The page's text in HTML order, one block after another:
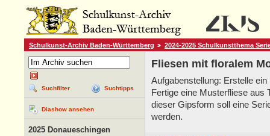
Schulkunst-Archiv Baden-Württemberg 2024-2025 Schulkunstthema
Suchfilter Suchtipps
Diashow ansehen
2025 Donaueschingen
Fliesen mit floralem
Aufgabenstellung: Erstelle
Fertige eine Musterfliese aus
dieser Gipsform soll eine
werden.